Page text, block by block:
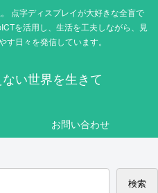
点字ディスプレイが大好きな全盲で
を活用し、生活を工夫しながら、見
す日々を発信しています。
い世界を生きて
お問い合わせ
検索